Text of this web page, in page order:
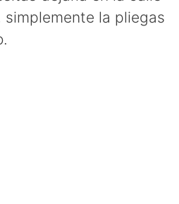
simplemente la pliegas